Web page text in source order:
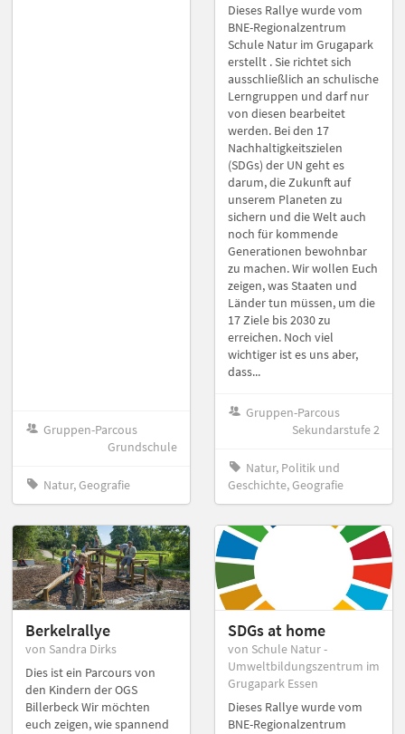
Gruppen-Parcous
Grundschule
Natur, Geografie
Dieses Rallye wurde vom
BNE-Regionalzentrum
Schule Natur im Grugapark
erstellt . Sie richtet sich
ausschließlich an schulische
Lerngruppen und darf nur
von diesen bearbeitet
werden. Bei den 17
Nachhaltigkeitszielen
(SDGs) der UN geht es
darum, die Zukunft auf
unserem Planeten zu
sichern und die Welt auch
noch für kommende
Generationen bewohnbar
zu machen. Wir wollen Euch
zeigen, was Staaten und
Länder tun müssen, um die
17 Ziele bis 2030 zu
erreichen. Noch viel
wichtiger ist es uns aber,
dass...
Gruppen-Parcous
Sekundarstufe 2
Natur, Politik und
Geschichte, Geografie
Berkelrallye
von Sandra Dirks
Dies ist ein Parcours von
den Kindern der OGS
Billerbeck Wir möchten
euch zeigen, wie spannend
SDGs at home
von Schule Natur -
Umweltbildungszentrum im
Grugapark Essen
Dieses Rallye wurde vom
BNE-Regionalzentrum